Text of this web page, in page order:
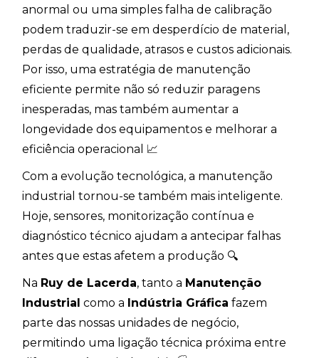
anormal ou uma simples falha de calibração
podem traduzir-se em desperdício de material,
perdas de qualidade, atrasos e custos adicionais.
Por isso, uma estratégia de manutenção
eficiente permite não só reduzir paragens
inesperadas, mas também aumentar a
longevidade dos equipamentos e melhorar a
eficiência operacional 📈
Com a evolução tecnológica, a manutenção
industrial tornou-se também mais inteligente.
Hoje, sensores, monitorização contínua e
diagnóstico técnico ajudam a antecipar falhas
antes que estas afetem a produção 🔍
Na Ruy de Lacerda, tanto a Manutenção
Industrial como a Indústria Gráfica fazem
parte das nossas unidades de negócio,
permitindo uma ligação técnica próxima entre